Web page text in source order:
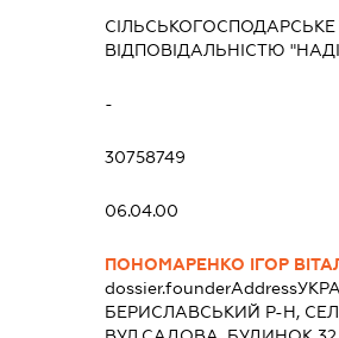
ВІДПОВІДАЛЬНІСТЮ
-
30758749
06.04.00
ПОНОМАРЕНКО ІГОР
dossier.founderAddress
БЕРИСЛАВСЬКИЙ Р-Н,